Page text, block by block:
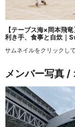
【テーブス海×岡本飛
利き手、食事と自炊｜
サムネイルをクリックし
メンバー写真 /